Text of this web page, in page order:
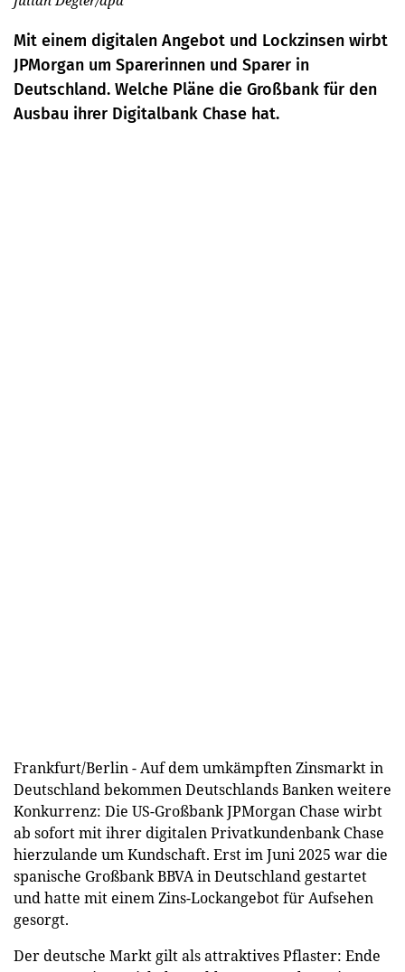
Mit einem digitalen Angebot und Lockzinsen wirbt
JPMorgan um Sparerinnen und Sparer in
Deutschland. Welche Pläne die Großbank für den
Ausbau ihrer Digitalbank Chase hat.
Frankfurt/Berlin - Auf dem umkämpften Zinsmarkt in
Deutschland bekommen Deutschlands Banken weitere
Konkurrenz: Die US-Großbank JPMorgan Chase wirbt
ab sofort mit ihrer digitalen Privatkundenbank Chase
hierzulande um Kundschaft. Erst im Juni 2025 war die
spanische Großbank BBVA in Deutschland gestartet
und hatte mit einem Zins-Lockangebot für Aufsehen
gesorgt.
Der deutsche Markt gilt als attraktives Pflaster: Ende